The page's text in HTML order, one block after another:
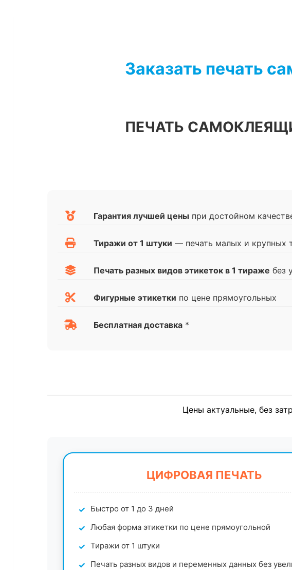
Заказать печать
ПЕЧАТЬ
Гарантия лучшей цены при достойном
Тиражи от 1 штуки — печать малых и крупных
Печать разных видов этикеток в 1 тираже без
Фигурные этикетки по цене прямоугольных
Бесплатная доставка *
Цены актуальные, без
ЦИФРОВАЯ ПЕЧАТЬ
Быстро от 1 до 3 дней
Любая форма этикетки по цене прямоугольной
Тиражи от 1 штуки
Печать разных видов и переменных данных без